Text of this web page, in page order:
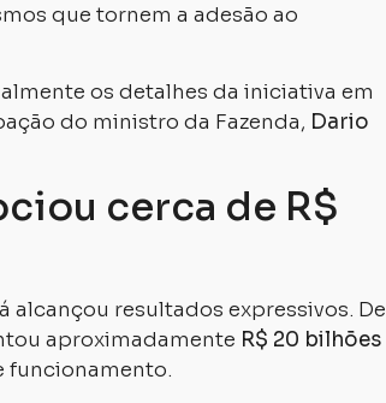
que tornem a adesão ao
os detalhes da iniciativa em
do ministro da Fazenda, Dario
cerca de R$
alcançou resultados expressivos. De
aproximadamente R$ 20 bilhões
funcionamento.